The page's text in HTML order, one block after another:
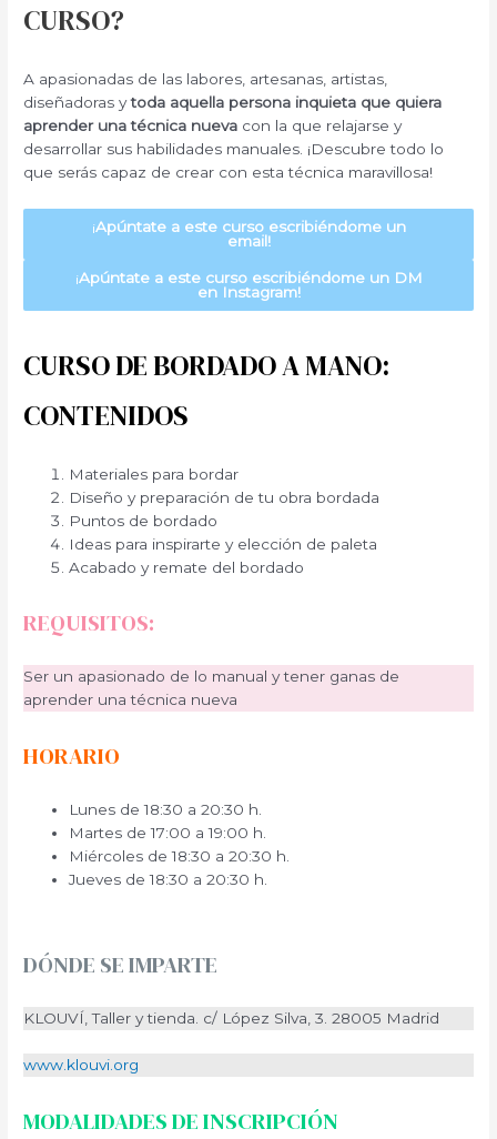
CURSO?
A apasionadas de las labores, artesanas, artistas,
diseñadoras ytoda aquella persona inquieta que quiera
aprender una técnica nueva con la que relajarse y
desarrollar sus habilidades manuales. ¡Descubre todo lo
que serás capaz de crear con esta técnica maravillosa!
¡Apúntate a este curso escribiéndome un
email!
¡Apúntate a este curso escribiéndome un DM
en Instagram!
CURSO DE BORDADO A MANO:
CONTENIDOS
Materiales para bordar
Diseño y preparación de tu obra bordada
Puntos de bordado
Ideas para inspirarte y elección de paleta
Acabado y remate del bordado
REQUISITOS:
Ser un apasionado de lo manual y tener ganas de
aprender una técnica nueva
HORARIO
Lunes de 18:30 a 20:30 h.
Martes de 17:00 a 19:00 h.
Miércoles de 18:30 a 20:30 h.
Jueves de 18:30 a 20:30 h.
DÓNDE SE IMPARTE
KLOUVÍ, Taller y tienda. c/ López Silva, 3. 28005 Madrid
www.klouvi.org
MODALIDADES DE INSCRIPCIÓN